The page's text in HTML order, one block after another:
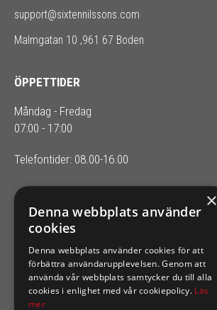
support@sixtennilssons.com
Malmgatan 10 ,961 67 Boden
ÖPPETTIDER
Måndag - Fredag
07:00 - 17:00
Telefontider: 08.00-16.00
SIXTEN NILSSONS
Organisationsnummer 556164-2652
×
Denna webbplats använder
cookies
Denna webbplats använder cookies för att
förbättra användarupplevelsen. Genom att
använda vår webbplats samtycker du till alla
cookies i enlighet med vår cookiepolicy. Läs
mer